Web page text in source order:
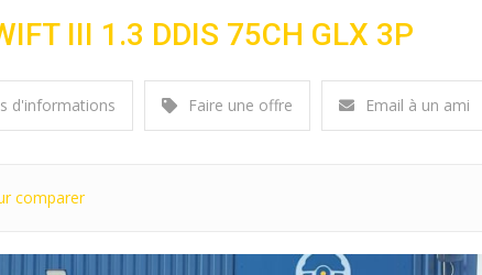
III 1.3 DDIS 75CH GLX 3P
d'informations Faire une offre Email à un ami
comparer